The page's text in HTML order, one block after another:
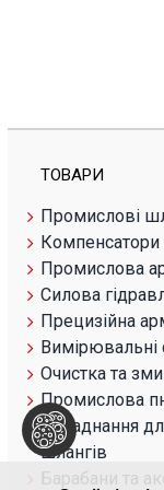
ТОВАРИ
Промислові
Компенсатори
Промислова
Силова
Прецизійна
Вимірювальні
Очистка та
Промислова
Обладнання
шлангів
Барабани та